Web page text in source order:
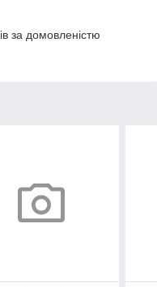
за домовленістю